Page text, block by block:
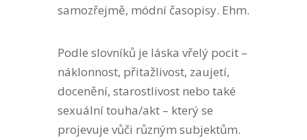
samozřejmě, módní časopisy. Ehm.
Podle slovníků je láska vřelý pocit –
náklonnost, přitažlivost, zaujetí,
docenění, starostlivost nebo také
sexuální touha/akt – který se
projevuje vůči různým subjektům.